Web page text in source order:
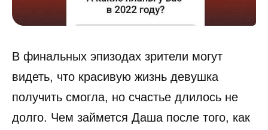
В финальных эпизодах зрители могут
видеть, что красивую жизнь девушка
получить смогла, но счастье длилось не
долго. Чем займется Даша после того, как